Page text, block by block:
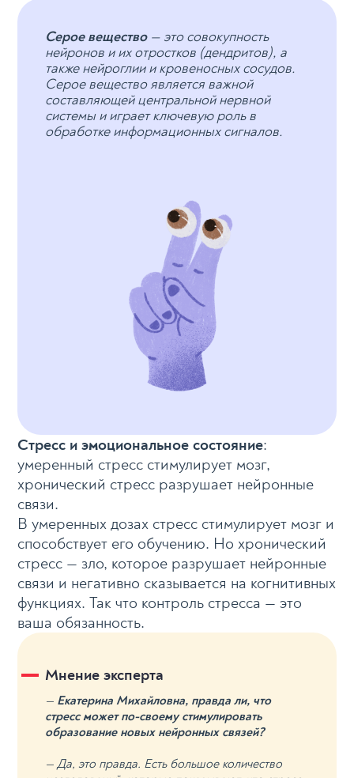
Серое вещество— это совокупность
нейронов и их отростков (дендритов), а
также нейроглии и кровеносных сосудов.
Серое вещество является важной
составляющей центральной нервной
системы и играет ключевую роль в
обработке информационных сигналов.
Стресс и эмоциональное состояние:
умеренный стресс стимулирует мозг,
хронический стресс разрушает нейронные
связи.
В умеренных дозах стресс стимулирует мозг и
способствует его обучению. Но хронический
стресс — зло, которое разрушает нейронные
связи и негативно сказывается на когнитивных
функциях. Так что контроль стресса — это
ваша обязанность.
Мнение эксперта
— Екатерина Михайловна, правда ли, что
стресс может по-своему стимулировать
образование новых нейронных связей?
— Да, это правда. Есть большое количество